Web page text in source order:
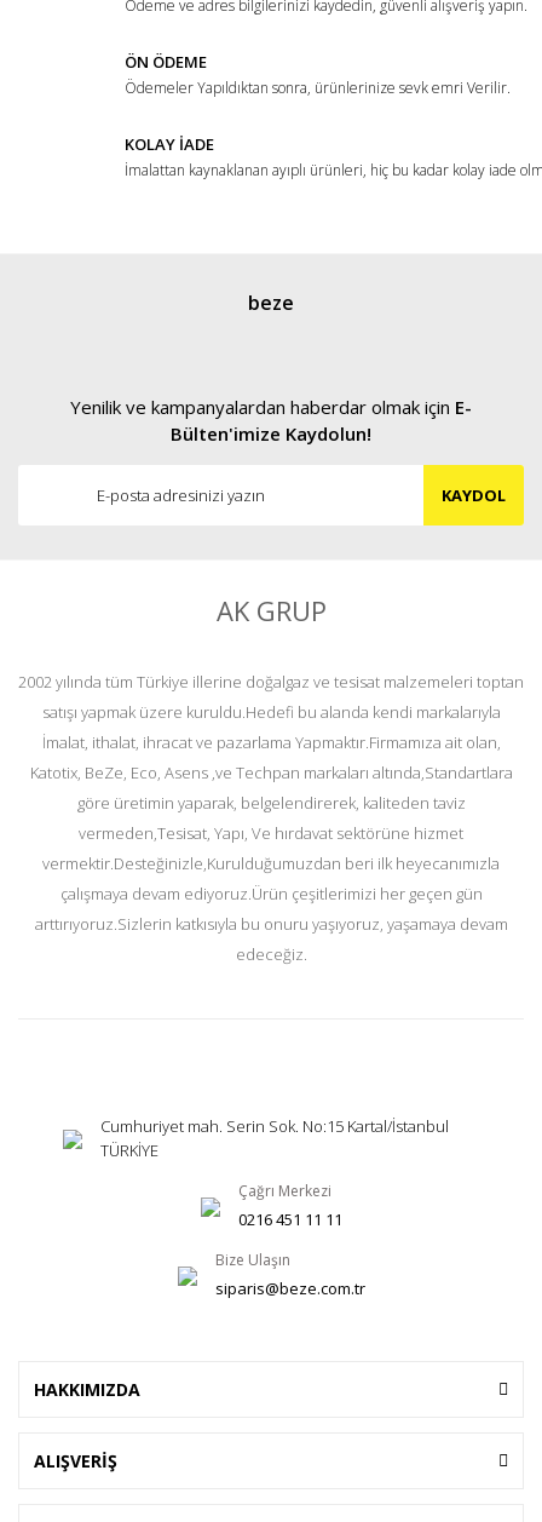
Ödeme ve adres bilgilerinizi kaydedin, güvenli alışveriş yapın.
ÖN ÖDEME
Ödemeler Yapıldıktan sonra, ürünlerinize sevk emri Verilir.
KOLAY İADE
İmalattan kaynaklanan ayıplı ürünleri, hiç bu kadar kolay iade
beze
Yenilik ve kampanyalardan haberdar olmak için E-
Bülten'imize Kaydolun!
KAYDOL
AK GRUP
2002 yılında tüm Türkiye illerine doğalgaz ve tesisat malzemeleri toptan
satışı yapmak üzere kuruldu.Hedefi bu alanda kendi markalarıyla
İmalat, ithalat, ihracat ve pazarlama Yapmaktır.Firmamıza ait olan,
Katotix, BeZe, Eco, Asens ,ve Techpan markaları altında,Standartlara
göre üretimin yaparak, belgelendirerek, kaliteden taviz
vermeden,Tesisat, Yapı, Ve hırdavat sektörüne hizmet
vermektir.Desteğinizle,Kurulduğumuzdan beri ilk heyecanımızla
çalışmaya devam ediyoruz.Ürün çeşitlerimizi her geçen gün
arttırıyoruz.Sizlerin katkısıyla bu onuru yaşıyoruz, yaşamaya devam
edeceğiz.
Cumhuriyet mah. Serin Sok. No:15 Kartal/İstanbul
TÜRKİYE
Çağrı Merkezi
0216 451 11 11
Bize Ulaşın
siparis@beze.com.tr
HAKKIMIZDA
ALIŞVERİŞ